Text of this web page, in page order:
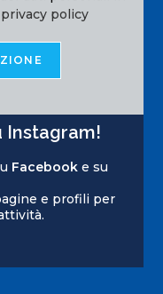
policy
Instagram!
Facebook e su
e profili per